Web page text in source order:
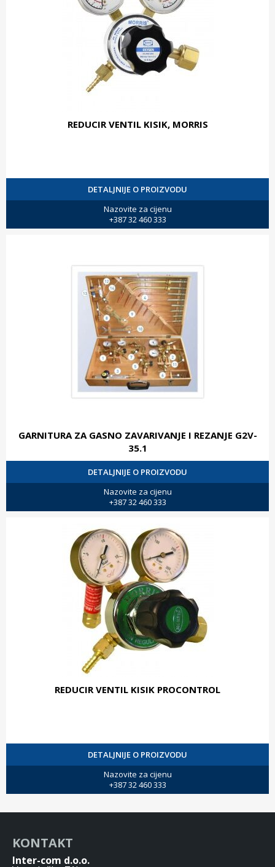
REDUCIR VENTIL KISIK, MORRIS
DETALJNIJE O PROIZVODU
Nazovite za cijenu
+387 32 460 333
GARNITURA ZA GASNO ZAVARIVANJE I REZANJE G2V-
35.1
DETALJNIJE O PROIZVODU
Nazovite za cijenu
+387 32 460 333
REDUCIR VENTIL KISIK PROCONTROL
DETALJNIJE O PROIZVODU
Nazovite za cijenu
+387 32 460 333
KONTAKT
Inter-com d.o.o.